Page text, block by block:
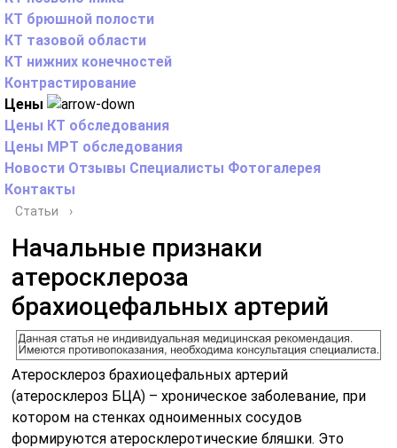
КТ брюшной полости
КТ тазовой области
КТ нижних конечностей
Контрастирование
Цены
Цены КТ обследования
Цены МРТ обследования
Новости Отзывы Специалисты Фотогалерея
Контакты
Статьи ›
Начальные признаки
атеросклероза
брахиоцефальных артерий
Атеросклероз брахиоцефальных артерий
(атеросклероз БЦА) – хроническое заболевание, при
котором на стенках одноименных сосудов
формируются атеросклеротические бляшки. Это